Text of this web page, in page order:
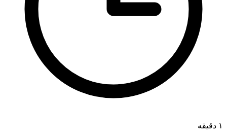
۱ دقیقه